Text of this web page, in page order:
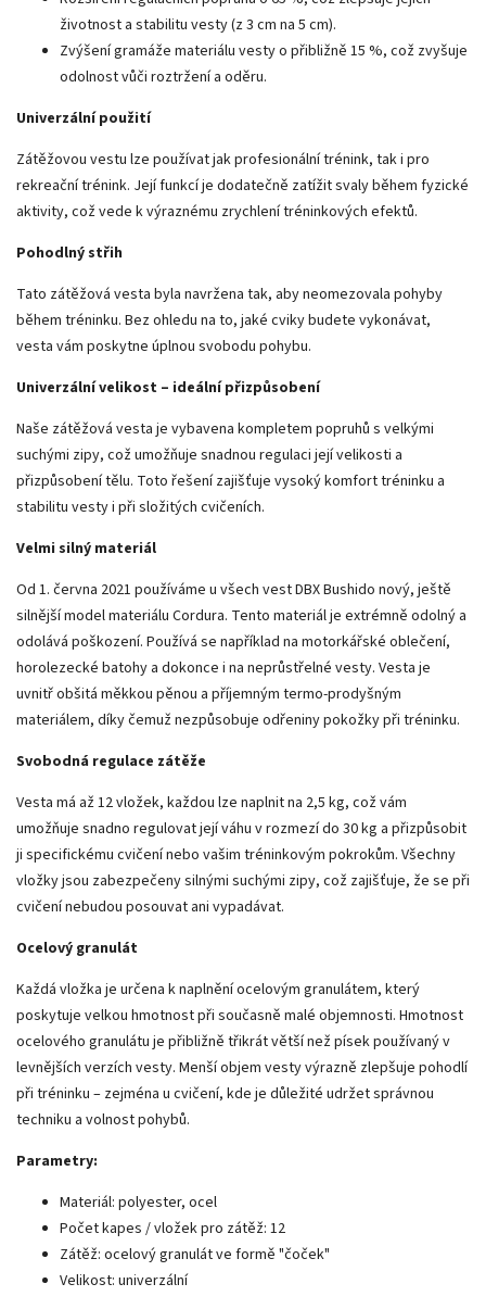
životnost a stabilitu vesty (z 3 cm na 5 cm).
Zvýšení gramáže materiálu vesty o přibližně 15 %, což zvyšuje
odolnost vůči roztržení a oděru.
Univerzální použití
Zátěžovou vestu lze používat jak profesionální trénink, tak i pro
rekreační trénink. Její funkcí je dodatečně zatížit svaly během fyzické
aktivity, což vede k výraznému zrychlení tréninkových efektů.
Pohodlný střih
Tato zátěžová vesta byla navržena tak, aby neomezovala pohyby
během tréninku. Bez ohledu na to, jaké cviky budete vykonávat,
vesta vám poskytne úplnou svobodu pohybu.
Univerzální velikost – ideální přizpůsobení
Naše zátěžová vesta je vybavena kompletem popruhů s velkými
suchými zipy, což umožňuje snadnou regulaci její velikosti a
přizpůsobení tělu. Toto řešení zajišťuje vysoký komfort tréninku a
stabilitu vesty i při složitých cvičeních.
Velmi silný materiál
Od 1. června 2021 používáme u všech vest DBX Bushido nový, ještě
silnější model materiálu Cordura. Tento materiál je extrémně odolný a
odolává poškození. Používá se například na motorkářské oblečení,
horolezecké batohy a dokonce i na neprůstřelné vesty. Vesta je
uvnitř obšitá měkkou pěnou a příjemným termo-prodyšným
materiálem, díky čemuž nezpůsobuje odřeniny pokožky při tréninku.
Svobodná regulace zátěže
Vesta má až 12 vložek, každou lze naplnit na 2,5 kg, což vám
umožňuje snadno regulovat její váhu v rozmezí do 30 kg a přizpůsobit
ji specifickému cvičení nebo vašim tréninkovým pokrokům. Všechny
vložky jsou zabezpečeny silnými suchými zipy, což zajišťuje, že se při
cvičení nebudou posouvat ani vypadávat.
Ocelový granulát
Každá vložka je určena k naplnění ocelovým granulátem, který
poskytuje velkou hmotnost při současně malé objemnosti. Hmotnost
ocelového granulátu je přibližně třikrát větší než písek používaný v
levnějších verzích vesty. Menší objem vesty výrazně zlepšuje pohodlí
při tréninku – zejména u cvičení, kde je důležité udržet správnou
techniku a volnost pohybů.
Parametry:
Materiál: polyester, ocel
Počet kapes / vložek pro zátěž: 12
Zátěž: ocelový granulát ve formě "čoček"
Velikost: univerzální